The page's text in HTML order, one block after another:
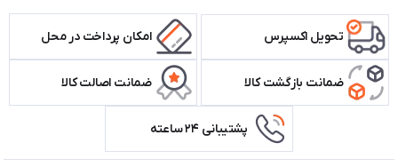
تحویل اکسپرس امکان پرداخت در محل
ضمانت بازگشت کالا ضمانت اصالت کالا
پشتیبانی ۲۴ ساعته